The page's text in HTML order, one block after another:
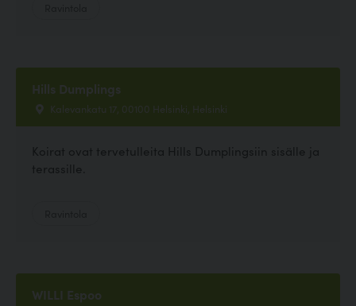
Hills Dumplings
Kalevankatu 17, 00100 Helsinki, Helsinki
Koirat ovat tervetulleita Hills Dumplingsiin sisälle ja
terassille.
WILLI Espoo